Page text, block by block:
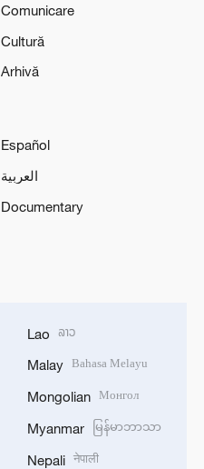
Comunicare
Cultură
Arhivă
Español
العربية
Documentary
Lao ລາວ
Malay Bahasa Melayu
Mongolian Монгол
Myanmar မြန်မာဘာသာ
Nepali नेपाली